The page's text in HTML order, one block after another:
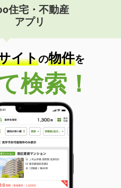
住宅・不動産
アプリ
イトの物件を
検索！